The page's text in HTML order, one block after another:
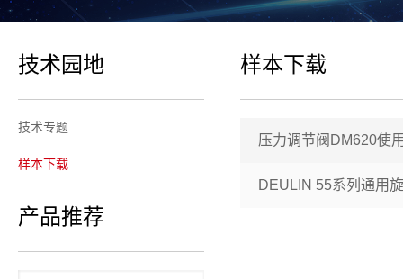
技术园地
技术专题
样本下载
产品推荐
样本下载
压力调节阀DM620使
DEULIN 55系列通用